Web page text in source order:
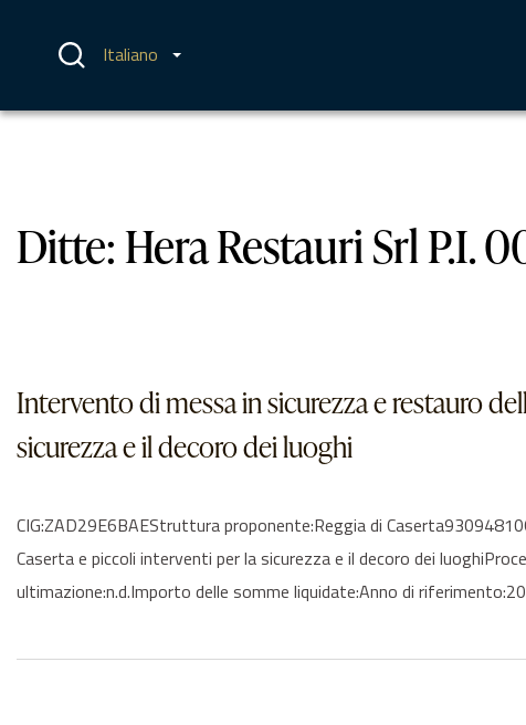
contenuto Italiano
Ditte:Hera Restauri Srl P.I.
Intervento di messa in sicurezza e restauro
sicurezza e il decoro dei luoghi
CIG:ZAD29E6BAEStruttura proponente:Reggia di
Caserta e piccoli interventi per la sicurezza e il decoro dei
ultimazione:n.d.Importo delle somme liquidate:Anno di